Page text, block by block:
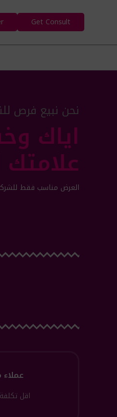
Get Consult
نحن نبيع فرص
اياك
علامتك
العرض مناسب فقط
عملاء
اقل